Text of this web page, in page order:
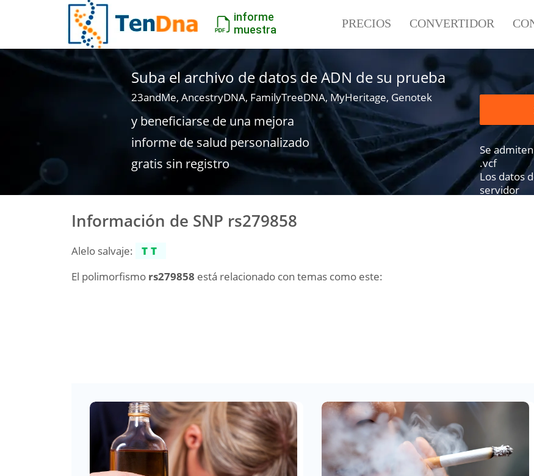
informe
muestra
PRECIOS CONVERTIDOR
Suba el archivo de datos de ADN de su prueba
23andMe, AncestryDNA, FamilyTreeDNA, MyHeritage, Genotek
y beneficiarse de una mejora
informe de salud personalizado
gratis sin registro
Se
.vcf
Los datos
servidor
Información de SNP rs279858
Alelo salvaje:
TT
El polimorfismo rs279858 está relacionado con temas como este: